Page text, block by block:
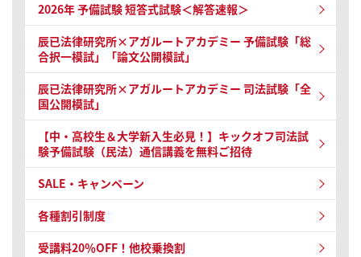
2026年 予備試験短答式試験＜解答速報＞
辰已法律研究所×アガルートアカデミー 予備試験 「総
合択一模試」「論文公開模試」
辰已法律研究所×アガルートアカデミー 司法試験 「全
国公開模試」
【中・高校生＆大学新入生必見！】キックオフ司法試
験予備試験（民法）通信講義を無料ご招待
SALE・キャンペーン
各種割引制度
受講料20％OFF！他校乗換割